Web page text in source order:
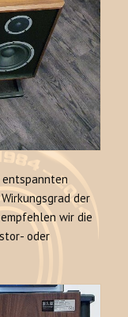
entspannten
der
wir die
oder